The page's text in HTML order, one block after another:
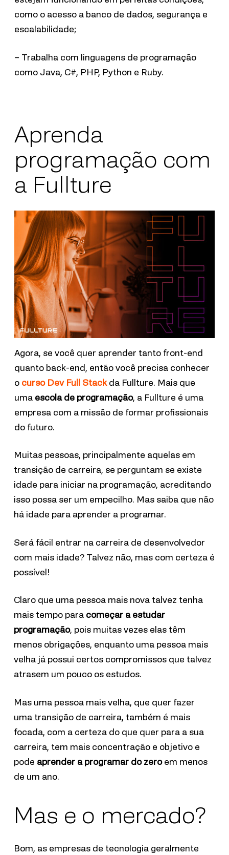
como o acesso a banco de dados, segurança e
escalabilidade;
– Trabalha com linguagens de programação
como Java, C#, PHP, Python e Ruby.
Aprenda
programação com
a Fullture
Agora, se você quer aprender tanto front-end
quanto back-end, então você precisa conhecer
o curso Dev Full Stackda Fullture. Mais que
uma escola de programação, a Fullture é uma
empresa com a missão de formar profissionais
do futuro.
Muitas pessoas, principalmente aquelas em
transição de carreira, se perguntam se existe
idade para iniciar na programação, acreditando
isso possa ser um empecilho. Mas saiba que não
há idade para aprender a programar.
Será fácil entrar na carreira de desenvolvedor
com mais idade? Talvez não, mas com certeza é
possível!
Claro que uma pessoa mais nova talvez tenha
mais tempo para começar a estudar
programação, pois muitas vezes elas têm
menos obrigações, enquanto uma pessoa mais
velha já possui certos compromissos que talvez
atrasem um pouco os estudos.
Mas uma pessoa mais velha, que quer fazer
uma transição de carreira, também é mais
focada, com a certeza do que quer para a sua
carreira, tem mais concentração e objetivo e
pode aprender a programar do zeroem menos
de um ano.
Mas e o mercado?
Bom, as empresas de tecnologia geralmente